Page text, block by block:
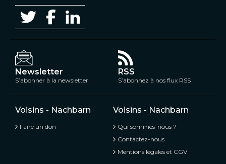
Newsletter
S’abonner à la newsletter
RSS
S’abonnez à nos flux RSS
Voisins - Nachbarn
Faire un don
Voisins - Nachbarn
Qui sommes-nous ?
Contactez-nous
Mentions légales et CGV